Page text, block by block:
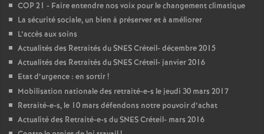
COP21 - Faire entendre nos voix pour le changement climatique
La sécurité sociale, un bien à préserver et à améliorer
L’accès aux soins
Actualités des Retraités duSNESCréteil- décembre 2015
Actualités des Retraités duSNESCréteil- janvier 2016
Etat d’urgence : en sortir!
Mobilisation nationale des retraité-e-s le jeudi 30 mars 2017
Retraité-e-s, le 10 mars défendons notre pouvoir d’achat
Actualité des Retraité-e-s duSNESCréteil- mars 2016